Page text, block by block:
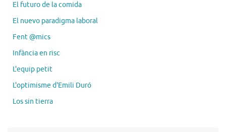
El futuro de la comida
El nuevo paradigma laboral
Fent @mics
Infància en risc
L'equip petit
L'optimisme d'Emili Duró
Los sin tierra